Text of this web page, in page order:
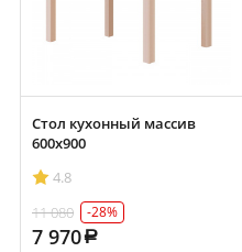
Стол кухонный массив
600х900
4.8
11 080
-28%
7 970